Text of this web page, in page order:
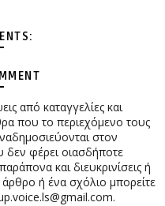
από καταγγελίες και
που το περιεχόμενο τους
στον
δεν φέρει οιασδήποτε
και διευκρινίσεις ή
ή ένα σχόλιο μπορείτε